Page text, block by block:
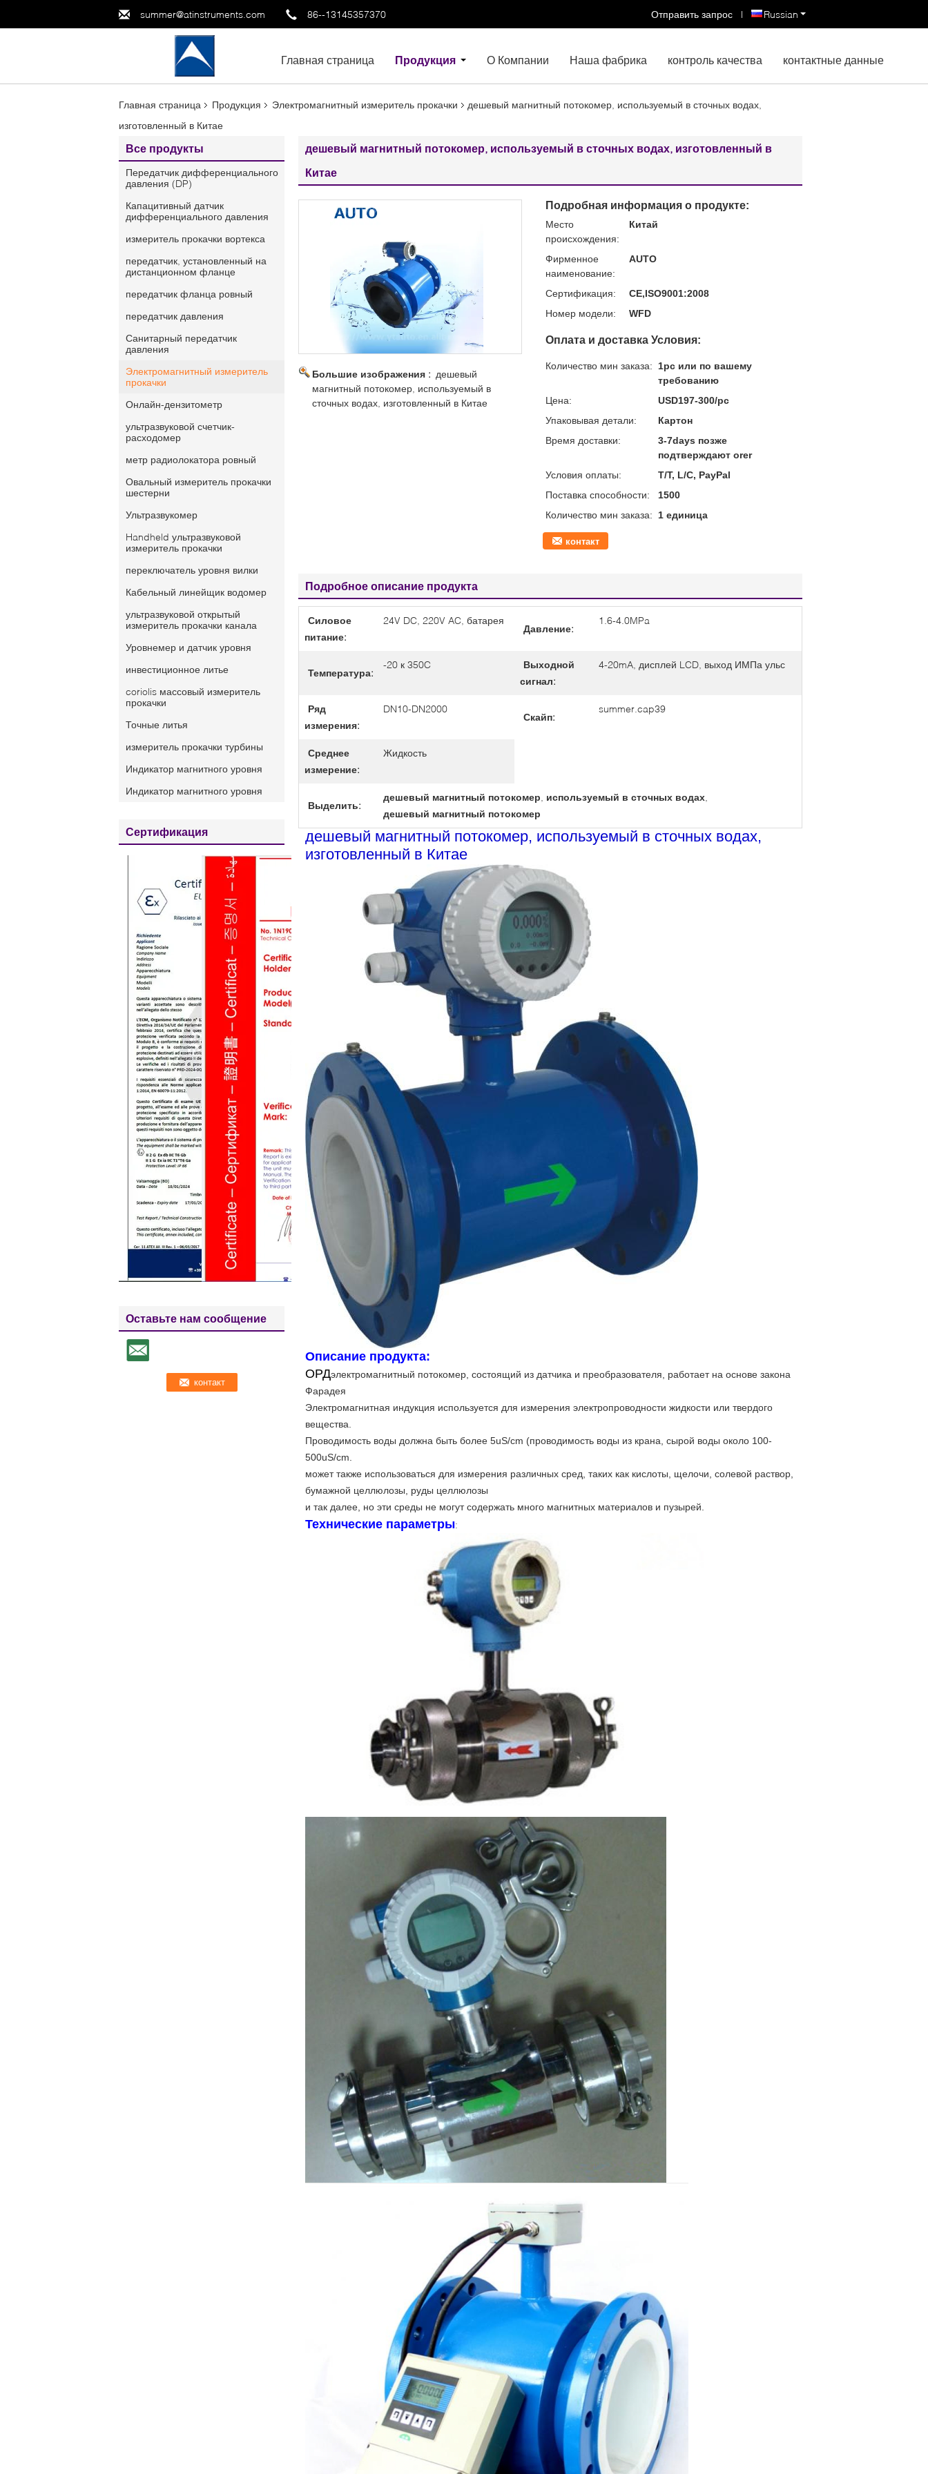
summer@atinstruments.com 86--13145357370 Russian
Отправить запрос |
Главная страница Продукция О Компании Наша фабрика контроль качества контактные данные
Главная страница Продукция Электромагнитный измеритель прокачки
дешевый магнитный потокомер, используемый в сточных водах,
изготовленный в Китае
Все продукты
Передатчик дифференциального
давления (DP)
Капацитивный датчик
дифференциального давления
измеритель прокачки вортекса
передатчик, установленный на
дистанционном фланце
передатчик фланца ровный
передатчик давления
Санитарный передатчик
давления
Электромагнитный измеритель
прокачки
Онлайн-дензитометр
ультразвуковой счетчик-
расходомер
метр радиолокатора ровный
Овальный измеритель прокачки
шестерни
Ультразвукомер
Handheld ультразвуковой
измеритель прокачки
переключатель уровня вилки
Кабельный линейщик водомер
ультразвуковой открытый
измеритель прокачки канала
Уровнемер и датчик уровня
инвестиционное литье
coriolis массовый измеритель
прокачки
Точные литья
измеритель прокачки турбины
Индикатор магнитного уровня
Индикатор магнитного уровня
Сертификация
Оставьте нам сообщение
дешевый магнитный потокомер, используемый в сточных водах, изготовленный в
Китае
Большие изображения : дешевый
магнитный потокомер, используемый в
сточных водах, изготовленный в Китае
Подробная информация о продукте:
Место
происхождения:
Китай
Фирменное
наименование:
AUTO
Сертификация:
CE,ISO9001:2008
Номер модели:
WFD
Оплата и доставка Условия:
Количество мин заказа:
1pc или по вашему
требованию
Цена:
USD197-300/pc
Упаковывая детали:
Картон
Время доставки:
3-7days позже
подтверждают orer
Условия оплаты:
T/T, L/C, PayPal
Поставка способности:
1500
Количество мин заказа:
1 единица
контакт
Подробное описание продукта
Силовое
питание:
24V DC, 220V AC, батарея
Давление:
1.6-4.0MPa
Температура:
-20 к 350C
Выходной
сигнал:
4-20mA, дисплей LCD, выход ИМПа ульс
Ряд
измерения:
DN10-DN2000
Скайп:
summer.cap39
Среднее
измерение:
Жидкость
Выделить:
дешевый магнитный потокомер используемый в сточных водах
дешевый магнитный потокомер
дешевый магнитный потокомер, используемый в сточных водах,
изготовленный в Китае
Описание продукта:
ОРДэлектромагнитный потокомер, состоящий из датчика и преобразователя, работает на основе закона
Фарадея
Электромагнитная индукция используется для измерения электропроводности жидкости или твердого
вещества.
Проводимость воды должна быть более 5uS/cm (проводимость воды из крана, сырой воды около 100-
500uS/cm.
может также использоваться для измерения различных сред, таких как кислоты, щелочи, солевой раствор,
бумажной целлюлозы, руды целлюлозы
и так далее, но эти среды не могут содержать много магнитных материалов и пузырей.
Технические параметры: